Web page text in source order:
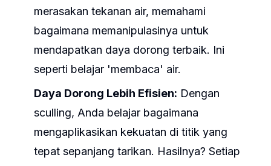
merasakan tekanan air, memahami
bagaimana memanipulasinya untuk
mendapatkan daya dorong terbaik. Ini
seperti belajar 'membaca' air.
Daya Dorong Lebih Efisien: Dengan
sculling, Anda belajar bagaimana
mengaplikasikan kekuatan di titik yang
tepat sepanjang tarikan. Hasilnya? Setiap